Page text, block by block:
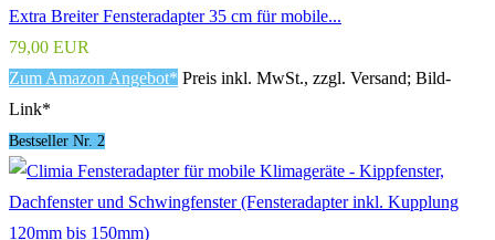
Extra Breiter Fensteradapter 35 cm für mobile...
79,00 EUR
Zum Amazon Angebot* Preis inkl. MwSt., zzgl. Versand; Bild-
Link*
Bestseller Nr. 2